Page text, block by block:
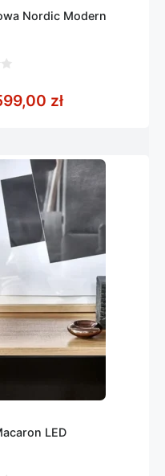
Nordic Modern
złZakres cen:
LED